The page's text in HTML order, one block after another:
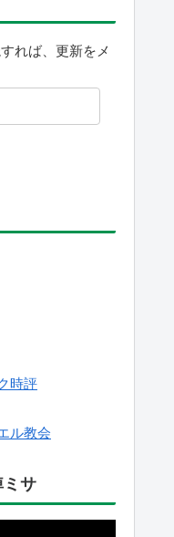
れば、更新をメ
時評
ル教会
ミサ